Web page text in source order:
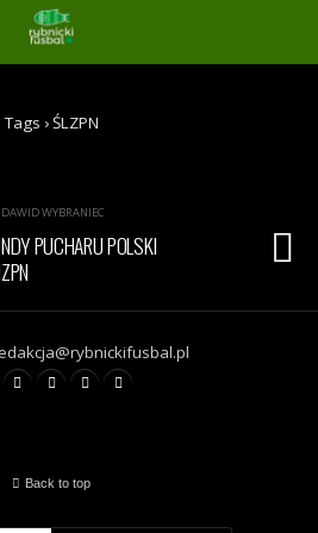
Tags › ŚLZPN
WYBRANIEC
PUCHARU POLSKI
Back to top